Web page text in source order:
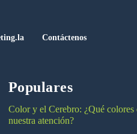
Contáctenos
Populares
Color y el Cerebro: ¿Qué colores
nuestra atención?